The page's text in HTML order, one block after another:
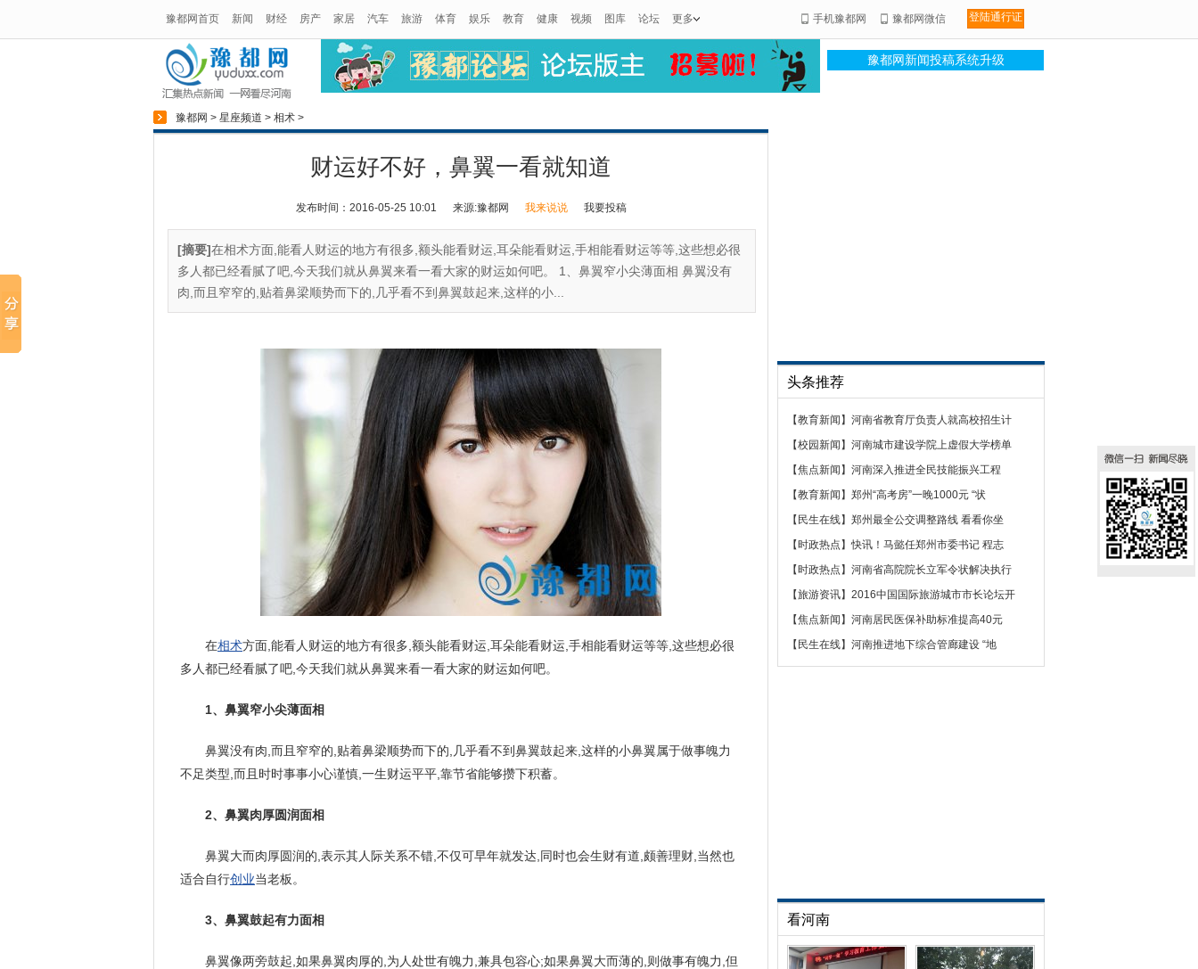
豫都网首页 新闻 财经 房产 家居 汽车 旅游 体育 娱乐 教育 健康 视频 图库 论坛 更多 手机豫都网 豫都网微信 登陆通行证
豫都网新闻投稿系统升级
豫都网 > 星座频道 > 相术 >
财运好不好，鼻翼一看就知道
发布时间：2016-05-25 10:01 来源:豫都网 我来说说 我要投稿
[摘要]在相术方面,能看人财运的地方有很多,额头能看财运,耳朵能看财运,手相能看财运等等,这些想必很
多人都已经看腻了吧,今天我们就从鼻翼来看一看大家的财运如何吧。 1、鼻翼窄小尖薄面相 鼻翼没有
肉,而且窄窄的,贴着鼻梁顺势而下的,几乎看不到鼻翼鼓起来,这样的小...
在相术方面,能看人财运的地方有很多,额头能看财运,耳朵能看财运,手相能看财运等等,这些想必很
多人都已经看腻了吧,今天我们就从鼻翼来看一看大家的财运如何吧。
1、鼻翼窄小尖薄面相
鼻翼没有肉,而且窄窄的,贴着鼻梁顺势而下的,几乎看不到鼻翼鼓起来,这样的小鼻翼属于做事魄力
不足类型,而且时时事事小心谨慎,一生财运平平,靠节省能够攒下积蓄。
2、鼻翼肉厚圆润面相
鼻翼大而肉厚圆润的,表示其人际关系不错,不仅可早年就发达,同时也会生财有道,颇善理财,当然也
适合自行创业当老板。
3、鼻翼鼓起有力面相
鼻翼像两旁鼓起,如果鼻翼肉厚的,为人处世有魄力,兼具包容心;如果鼻翼大而薄的,则做事有魄力,但
头条推荐
【教育新闻 】 河南省教育厅负责人就高校招生计
【校园新闻 】 河南城市建设学院上虚假大学榜单
【焦点新闻 】 河南深入推进全民技能振兴工程
【教育新闻 】 郑州“高考房”一晚1000元 “状
【 民生在线】 郑州最全公交调整路线 看看你坐
【 时政热点 】快讯！马懿任郑州市委书记 程志
【 时政热点 】 河南省高院院长立军令状解决执行
【旅游资讯】 2016中国国际旅游城市市长论坛开
【焦点新闻 】 河南居民医保补助标准提高40元
【 民生在线】 河南推进地下综合管廊建设 “地
看河南